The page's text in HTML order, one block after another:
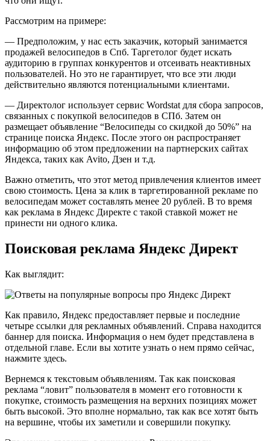
Рассмотрим на примере:
— Предположим, у нас есть заказчик, который занимается
продажей велосипедов в Спб. Таргетолог будет искать
аудиторию в группах конкурентов и отсеивать неактивных
пользователей. Но это не гарантирует, что все эти люди
действительно являются потенциальными клиентами.
— Директолог использует сервис Wordstat для сбора запросов,
связанных с покупкой велосипедов в СПб. Затем он
размещает объявление “Велосипеды со скидкой до 50%” на
странице поиска Яндекс. После этого он распространяет
информацию об этом предложении на партнерских сайтах
Яндекса, таких как Avito, Дзен и т.д.
Важно отметить, что этот метод привлечения клиентов имеет
свою стоимость. Цена за клик в таргетированной рекламе по
велосипедам может составлять менее 20 рублей. В то время
как реклама в Яндекс Директе с такой ставкой может не
принести ни одного клика.
Поисковая реклама Яндекс Директ
Как выглядит:
Как правило, Яндекс предоставляет первые и последние
четыре ссылки для рекламных объявлений. Справа находится
баннер для поиска. Информация о нем будет представлена в
отдельной главе. Если вы хотите узнать о нем прямо сейчас,
нажмите здесь.
Вернемся к текстовым объявлениям. Так как поисковая
реклама “ловит” пользователя в момент его готовности к
покупке, стоимость размещения на верхних позициях может
быть высокой. Это вполне нормально, так как все хотят быть
на вершине, чтобы их заметили и совершили покупку.